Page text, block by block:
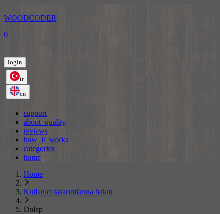
WOODCODER
0
login
tr
en
support
about_quality
reviews
how_it_works
categories
home
Home
Kullanıcı tasarımlarına bakın
Dolap